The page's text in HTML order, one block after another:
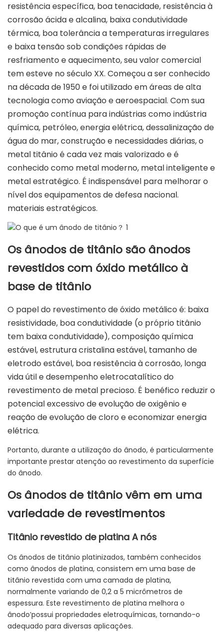
resistência específica, boa tenacidade, resistência à
corrosão ácida e alcalina, baixa condutividade
térmica, boa tolerância a temperaturas irregulares
e baixa tensão sob condições rápidas de
resfriamento e aquecimento, seu valor comercial
tem esteve no século XX. Começou a ser conhecido
na década de 1950 e foi utilizado em áreas de alta
tecnologia como aviação e aeroespacial. Com sua
promoção contínua para indústrias como indústria
química, petróleo, energia elétrica, dessalinização de
água do mar, construção e necessidades diárias, o
metal titânio é cada vez mais valorizado e é
conhecido como metal moderno, metal inteligente e
metal estratégico. É indispensável para melhorar o
nível dos equipamentos de defesa nacional.
materiais estratégicos.
Os ânodos de titânio são ânodos
revestidos com óxido metálico à
base de titânio
O papel do revestimento de óxido metálico é: baixa
resistividade, boa condutividade (o próprio titânio
tem baixa condutividade), composição química
estável, estrutura cristalina estável, tamanho de
eletrodo estável, boa resistência à corrosão, longa
vida útil e desempenho eletrocatalítico do
revestimento de metal precioso. É benéfico reduzir o
potencial excessivo de evolução de oxigênio e
reação de evolução de cloro e economizar energia
elétrica.
Portanto, durante a utilização do ânodo, é particularmente
importante prestar atenção ao revestimento da superfície
do ânodo.
Os ânodos de titânio vêm em uma
variedade de revestimentos
Titânio revestido de platina A nós
Os ânodos de titânio platinizados, também conhecidos
como ânodos de platina, consistem em uma base de
titânio revestida com uma camada de platina,
normalmente variando de 0,2 a 5 micrômetros de
espessura. Este revestimento de platina melhora o
ânodo’possui propriedades eletroquímicas, tornando-o
adequado para diversas aplicações.